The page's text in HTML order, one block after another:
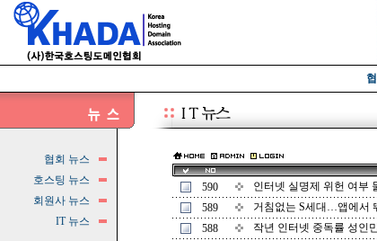
협회 뉴스
호스팅 뉴스
회원사 뉴스
IT 뉴스
590 인터넷 실명제 위헌 여부
589 거침없는 S세대…앱에서
588 작년 인터넷 중독률 성인